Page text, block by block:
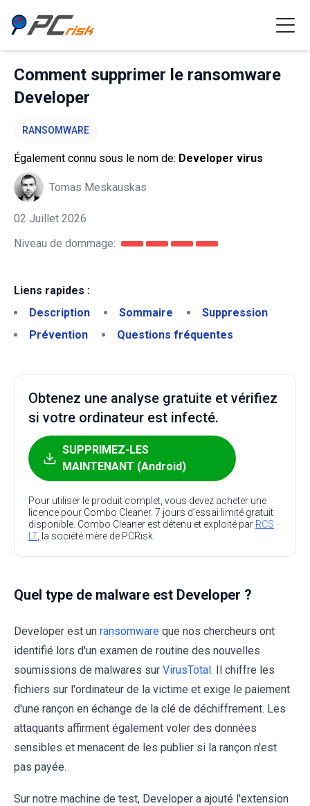
Comment supprimer le ransomware
Developer
RANSOMWARE
Également connu sous le nom de: Developer virus
Tomas Meskauskas
02 Juillet 2026
Niveau de dommage:
Liens rapides :
Description
Sommaire
Suppression
Prévention
Questions fréquentes
Obtenez une analyse gratuite et vérifiez
si votre ordinateur est infecté.
SUPPRIMEZ-LES
MAINTENANT (Android)
Pour utiliser le produit complet, vous devez acheter une
licence pour Combo Cleaner. 7 jours d’essai limité gratuit
disponible. Combo Cleaner est détenu et exploité par RCS
LT, la société mère de PCRisk.
Quel type de malware est Developer ?
Developer est un ransomware que nos chercheurs ont
identifié lors d'un examen de routine des nouvelles
soumissions de malwares sur VirusTotal. Il chiffre les
fichiers sur l'ordinateur de la victime et exige le paiement
d'une rançon en échange de la clé de déchiffrement. Les
attaquants affirment également voler des données
sensibles et menacent de les publier si la rançon n'est
pas payée.
Sur notre machine de test, Developer a ajouté l'extension